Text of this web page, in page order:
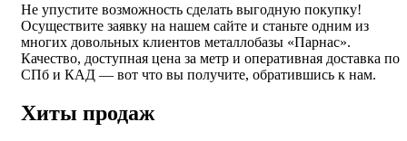
Не упустите возможность сделать выгодную покупку!
Осуществите заявку на нашем сайте и станьте одним из
многих довольных клиентов металлобазы «Парнас».
Качество, доступная цена за метр и оперативная доставка по
СПб и КАД — вот что вы получите, обратившись к нам.
Хиты продаж